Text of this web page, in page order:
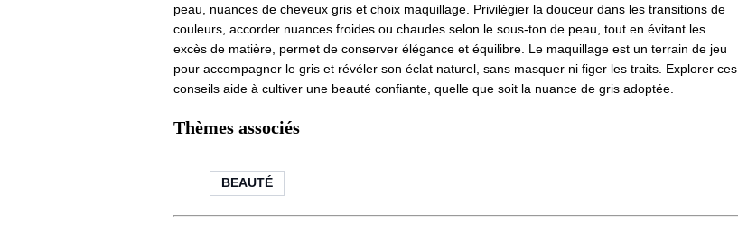
peau, nuances de cheveux gris et choix maquillage. Privilégier la douceur dans les transitions de
couleurs, accorder nuances froides ou chaudes selon le sous-ton de peau, tout en évitant les
excès de matière, permet de conserver élégance et équilibre. Le maquillage est un terrain de jeu
pour accompagner le gris et révéler son éclat naturel, sans masquer ni figer les traits. Explorer ces
conseils aide à cultiver une beauté confiante, quelle que soit la nuance de gris adoptée.
Thèmes associés
BEAUTÉ